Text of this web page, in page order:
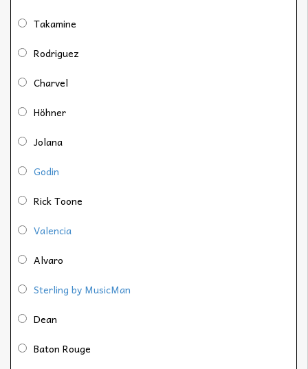
Takamine
Rodriguez
Charvel
Höhner
Jolana
Godin
Rick Toone
Valencia
Alvaro
Sterling by MusicMan
Dean
Baton Rouge